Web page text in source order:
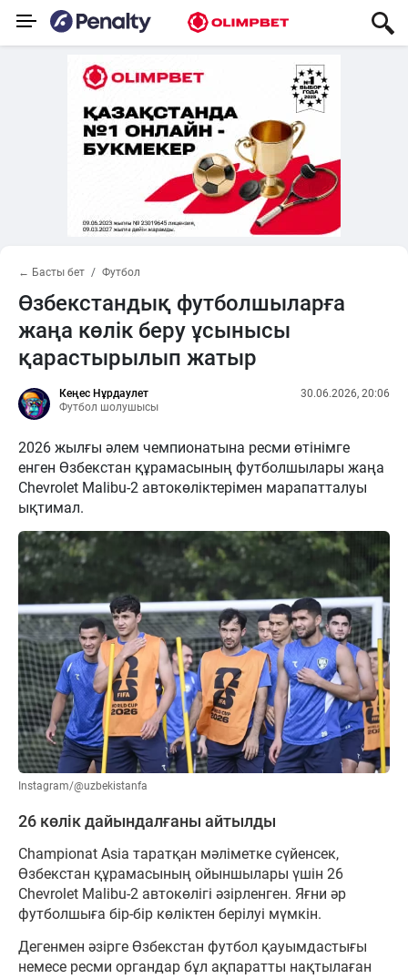
← Басты бет Футбол
Өзбекстандық футболшыларға
жаңа көлік беру ұсынысы
қарастырылып жатыр
Кеңес Нұрдаулет
Футбол шолушысы
30.06.2026, 20:06
2026 жылғы әлем чемпионатына ресми өтінімге
енген Өзбекстан құрамасының футболшылары жаңа
Chevrolet Malibu-2 автокөліктерімен марапатталуы
ықтимал.
Instagram/@uzbekistanfa
26 көлік дайындалғаны айтылды
Championat Asia таратқан мәліметке сүйенсек,
Өзбекстан құрамасының ойыншылары үшін 26
Chevrolet Malibu-2 автокөлігі әзірленген. Яғни әр
футболшыға бір-бір көліктен берілуі мүмкін.
Дегенмен әзірге Өзбекстан футбол қауымдастығы
немесе ресми органдар бұл ақпаратты нақтылаған